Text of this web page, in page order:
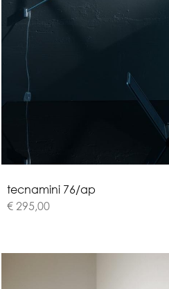
tecnamini 76/ap
€ 295,00